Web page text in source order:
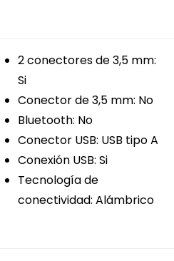
2 conectores de 3,5 mm:
Si
Conector de 3,5 mm: No
Bluetooth: No
Conector USB: USB tipo A
Conexión USB: Si
Tecnología de
conectividad: Alámbrico